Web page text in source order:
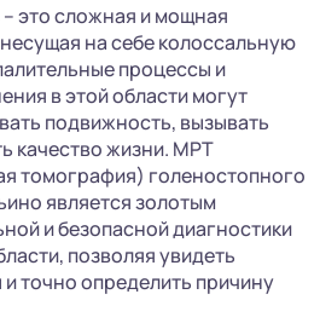
это сложная и мощная
на себе колоссальную
процессы и
в этой области могут
подвижность, вызывать
качество жизни. МРТ
томография) голеностопного
является золотым
и безопасной диагностики
позволяя увидеть
точно определить причину